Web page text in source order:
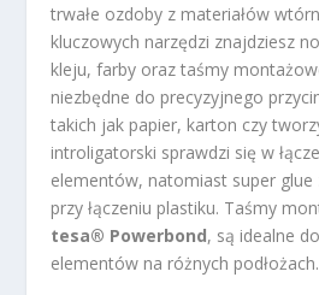
trwałe ozdoby z materiałów
kluczowych narzędzi znajdziesz
kleju, farby oraz taśmy
niezbędne do precyzyjnego
takich jak papier, karton czy
introligatorski sprawdzi się w
elementów, natomiast super glue
przy łączeniu plastiku. Taśmy
tesa® Powerbond, są idealne
elementów na różnych podłożach.